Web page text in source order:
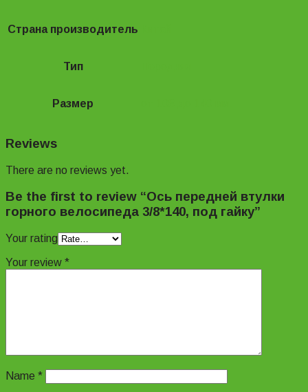
Страна производитель
Тип
Размер
Reviews
There are no reviews yet.
Be the first to review “Ось передней втулки
горного велосипеда 3/8*140, под гайку”
Your rating
Your review *
Name *